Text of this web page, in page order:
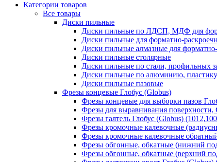
Категории товаров
Все товары
Диски пильные
Диски пильные по ЛДСП, МДФ для
Диски пильные для форматно-
Диски пильные алмазные для
Диски пильные столярные
Диски пильные по стали, профильных
Диски пильные по алюминию,
Диски пильные пазовые
Фрезы концевые Глобус (Globus)
Фрезы концевые для выборки пазов
Фрезы для выравнивания
Фрезы галтель Глобус (Globus)
Фрезы кромочные калевочные
Фрезы кромочные калевочные
Фрезы обгонные, обкатные (нижний
Фрезы обгонные, обкатные (верхний